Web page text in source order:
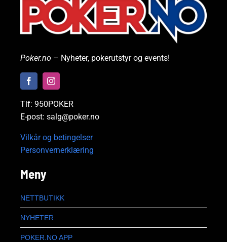
Poker.no – Nyheter, pokerutstyr og events!
Tlf: 950POKER
E-post: salg@poker.no
Vilkår og betingelser
Personvernerklæring
Meny
NETTBUTIKK
NYHETER
POKER.NO APP